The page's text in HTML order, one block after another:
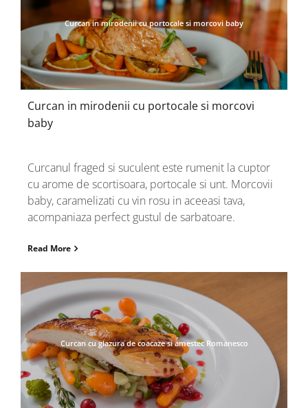
Curcan in mirodenii cu portocale si morcovi baby
Curcan in mirodenii cu portocale si morcovi
baby
Curcanul fraged si suculent este rumenit la cuptor
cu arome de scortisoara, portocale si unt. Morcovii
baby, caramelizati cu vin rosu in aceeasi tava,
acompaniaza perfect gustul de sarbatoare.
Read More
Curcan cu glazura de coacaze si amestec Romanesco